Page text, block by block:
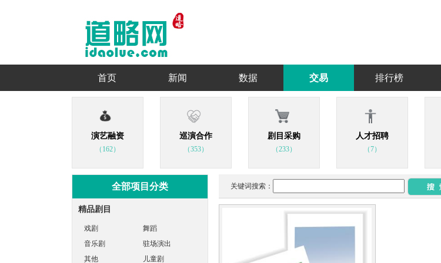
首页 新闻 数据 交易 排行榜
演艺融资
（162）
巡演合作
（353）
剧目采购
（233）
人才招聘
（7）
全部项目分类
精品剧目
戏剧
舞蹈
音乐剧
驻场演出
其他
儿童剧
关键词搜索：